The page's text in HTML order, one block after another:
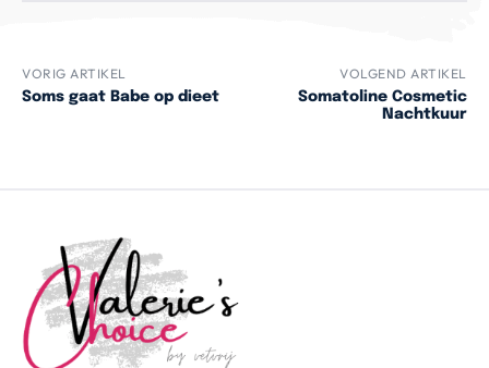
VORIG ARTIKEL
Soms gaat Babe op dieet
VOLGEND ARTIKEL
Somatoline Cosmetic
Nachtkuur